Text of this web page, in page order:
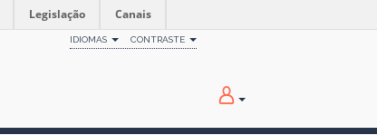
Legislação Canais
IDIOMAS CONTRASTE